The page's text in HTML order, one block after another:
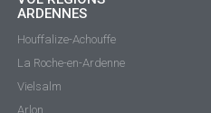
ARDENNES
Houffalize-Achouffe
La Roche-en-Ardenne
Vielsalm
Arlon